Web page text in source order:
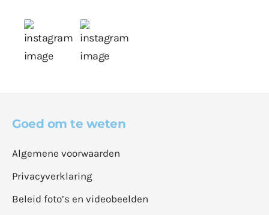
Goed om te weten
Algemene voorwaarden
Privacyverklaring
Beleid foto’s en videobeelden